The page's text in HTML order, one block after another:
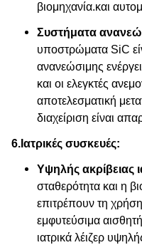
βιομηχανία.και
Συστήματα
υποστρώματα SiC
ανανεώσιμης
και οι ελεγκτές
αποτελεσματική
διαχείριση είναι
6. Ιατρικές συσκευές:
Υψηλής ακρίβειας
σταθερότητα και η
επιτρέπουν τη
εμφυτεύσιμα
ιατρικά λέιζερ